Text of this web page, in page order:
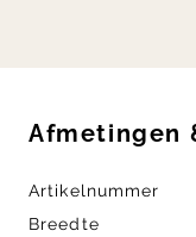
Afmetingen
Artikelnummer
Breedte